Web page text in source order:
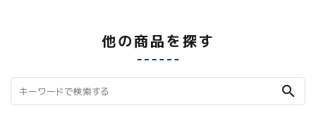
他の商品を探す
search